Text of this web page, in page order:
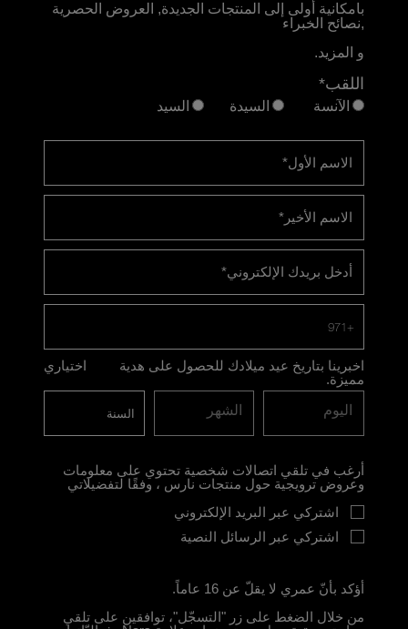
بامكانية أولى إلى المنتجات الجديدة, العروض الحصرية
,نصائح الخبراء
و المزيد.
اللقب*
الآنسة السيدة السيد
الاسم الأول*
الاسم الأخير *
أدخل بريدك الإلكتروني*
+971
اخبرينا بتاريخ عيد ميلادك للحصول على هدية
مميزة.
اختياري
اليوم الشهر
أرغب في تلقي اتصالات شخصية تحتوي على معلومات
وعروض ترويجية حول منتجات نارس ، وفقًا لتفضيلاتي
اشتركي عبر البريد الإلكتروني
اشتركي عبر الرسائل النصية
أؤكد بأنّ عمري لا يقلّ عن 16 عاماً.
من خلال الضغط على زر "التسجّل"، توافقين على تلقي